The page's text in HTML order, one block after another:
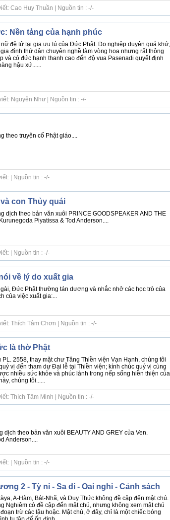
Cao Huy Thuần | Nguồn tin : -/-
Nền tảng của hạnh phúc
đệ tử tại gia ưu tú của Đức Phật. Do nghiệp duyên quá khứ,
đình thứ dân chuyên nghề làm vòng hoa nhưng rất thông
và có đức hạnh thanh cao đến độ vua Pasenadi quyết định
hậu xứ......
Nguyên Như | Nguồn tin : -/-
theo truyện cổ Phật giáo....
| Nguồn tin : -/-
con Thủy quái
dịch theo bản văn xuôi PRINCE GOODSPEAKER AND THE
Piyatissa & Tod Anderson....
| Nguồn tin : -/-
về lý do xuất gia
Đức Phật thường tán dương và nhắc nhở các học trò của
của việc xuất gia:...
Thích Tâm Chơn | Nguồn tin : -/-
là thờ Phật
2558, thay mặt chư Tăng Thiền viện Vạn Hạnh, chúng tôi
vị đến tham dự Đại lễ tại Thiền viện; kính chúc quý vị cùng
nhiều sức khỏe và phúc lành trong nếp sống hiền thiện của
chúng tôi......
Thích Tâm Minh | Nguồn tin : -/-
dịch theo bản văn xuôi BEAUTY AND GREY của Ven.
Anderson....
| Nguồn tin : -/-
2 - Tỳ ni - Sa di - Oai nghi - Cảnh sách
A-Hàm, Bát-Nhã, và Duy Thức không đề cập đến mật chú.
Nghiêm có đề cập đến mật chú, nhưng không xem mật chú
trừ các lậu hoặc. Mật chú, ở đây, chỉ là một chiếc bóng